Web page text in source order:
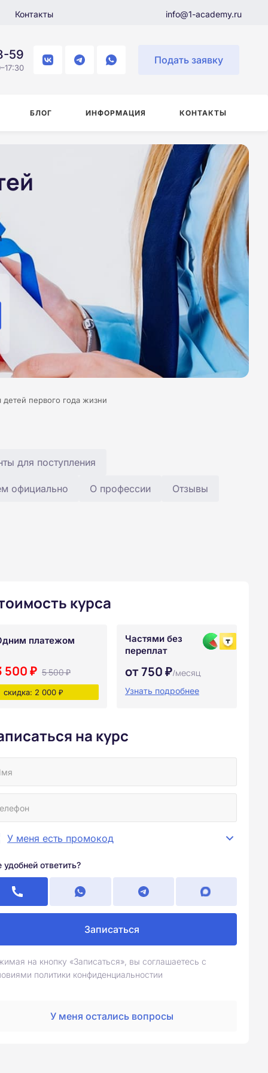
Контакты info@1-academy.ru
59 Подать заявку
БЛОГ ИНФОРМАЦИЯ КОНТАКТЫ
первого года жизни
для поступления
официально О профессии Отзывы
курса
платежом
500 ₽ 5 500 ₽
скидка: 2 000 ₽
Частями без
переплат
от 750 ₽/месяц
Узнать подробнее
на курс
У меня есть промокод
удобней ответить?
Записаться
на кнопку «Записаться», вы соглашаетесь с
политики конфиденциальностии
У меня остались вопросы